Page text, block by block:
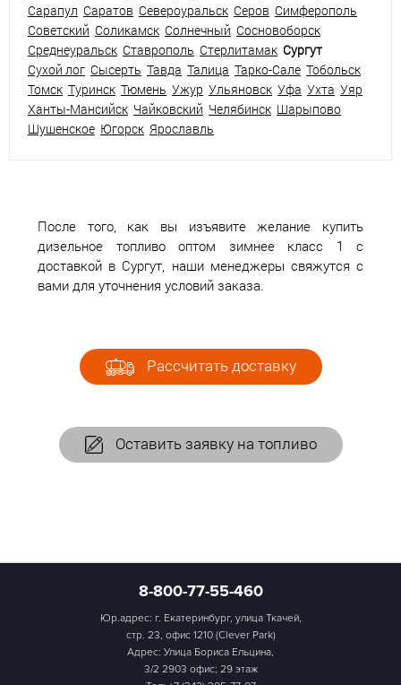
Сарапул Саратов Североуральск Серов Симферополь
Советский Соликамск Солнечный Сосновоборск
Среднеуральск Ставрополь Стерлитамак Сургут
Сухой лог Сысерть Тавда Талица Тарко-Сале Тобольск
Томск Туринск Тюмень Ужур Ульяновск Уфа Ухта Уяр
Ханты-Мансийск Чайковский Челябинск Шарыпово
Шушенское Югорск Ярославль
После того, как вы изъявите желание купить
дизельное топливо оптом зимнее класс 1 с
доставкой в Сургут, наши менеджеры свяжутся с
вами для уточнения условий заказа.
Рассчитать доставку
Оставить заявку на топливо
8-800-77-55-460
Юр.адрес: г. Екатеринбург, улица Ткачей,
стр. 23, офис 1210 (Clever Park)
Адрес: Улица Бориса Ельцина,
3/2 2903 офис; 29 этаж